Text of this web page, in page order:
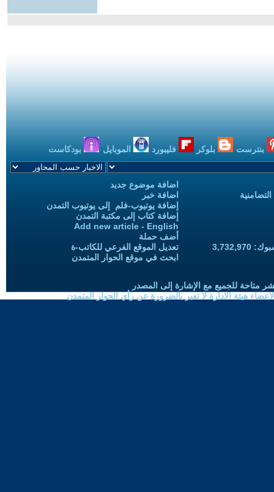
بنترست بلوكر فليبورد الموبايل بودكاست
اضافة موضوع جديد
اضافة خبر
إضافة يوتيوب-فلم إلى يوتيوب التمدن
إضافة كتاب إلى مكتبة التمدن
Add new article - English
أضف حملة
تعديل الموقع الفرعي للكاتب-ة
ابحث في موقع الحوار المتمدن
متاحة للجميع مع الإشارة إلى المصدر
هيئة الادارة لا تعبر بالضرورة عن رأي الحوار المتمدن